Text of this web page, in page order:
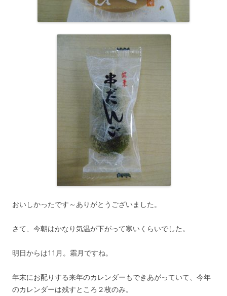
おいしかったです～ありがとうございました。
さて、今朝はかなり気温が下がって寒いくらいでした。
明日からは11月。霜月ですね。
年末にお配りする来年のカレンダーもできあがっていて、今年
のカレンダーは残すところ２枚のみ。